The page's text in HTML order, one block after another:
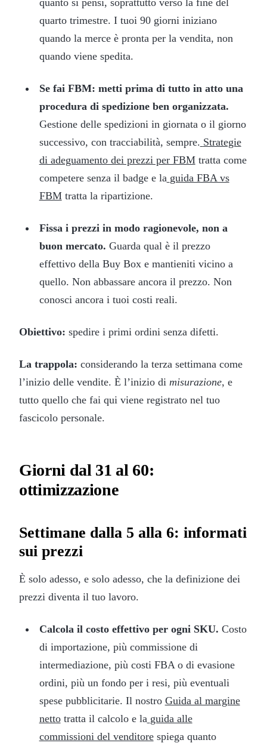
quarto trimestre. I tuoi 90 giorni iniziano
quando la merce è pronta per la vendita, non
quando viene spedita.
Se fai FBM: metti prima di tutto in atto una
procedura di spedizione ben organizzata.
Gestione delle spedizioni in giornata o il giorno
successivo, con tracciabilità, sempre. Strategie
di adeguamento dei prezzi per FBMtratta come
competere senza il badge e la guida FBA vs
FBMtratta la ripartizione.
Fissa i prezzi in modo ragionevole, non a
buon mercato. Guarda qual è il prezzo
effettivo della Buy Box e mantieniti vicino a
quello. Non abbassare ancora il prezzo. Non
conosci ancora i tuoi costi reali.
Obiettivo: spedire i primi ordini senza difetti.
La trappola: considerando la terza settimana come
l’inizio delle vendite. È l’inizio di misurazione, e
tutto quello che fai qui viene registrato nel tuo
fascicolo personale.
Giorni dal 31 al 60:
ottimizzazione
Settimane dalla 5 alla 6: informati
sui prezzi
È solo adesso, e solo adesso, che la definizione dei
prezzi diventa il tuo lavoro.
Calcola il costo effettivo per ogni SKU. Costo
di importazione, più commissione di
intermediazione, più costi FBA o di evasione
ordini, più un fondo per i resi, più eventuali
spese pubblicitarie. Il nostro Guida al margine
nettotratta il calcolo e la guida alle
commissioni del venditorespiega quanto